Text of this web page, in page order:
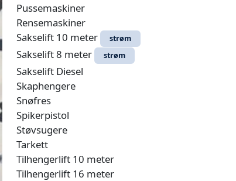
Pussemaskiner
Rensemaskiner
Sakselift 10 meter
strøm
Sakselift 8 meter strøm
Sakselift Diesel
Skaphengere
Snøfres
Spikerpistol
Støvsugere
Tarkett
Tilhengerlift 10 meter
Tilhengerlift 16 meter